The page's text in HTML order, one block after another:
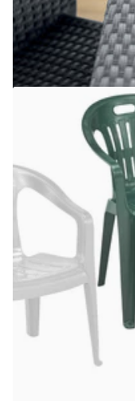
Spedizione gratuita
€58,01